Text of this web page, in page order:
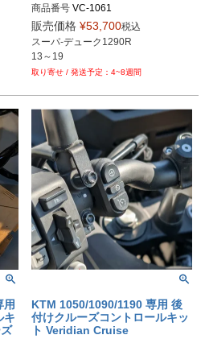
商品番号 VC-1061
M型番：1061
販売価格 ¥53,700税込
スーパ-デューク1290R
13～19
4~8週間
用
キ
KTM 1050/1090/1190 専用 後
付けクルーズコントロールキッ
ト Veridian Cruise